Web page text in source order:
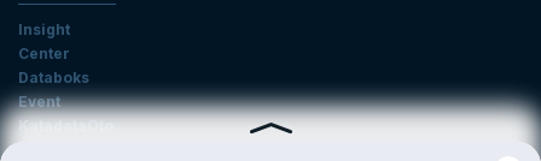
Insight
Center
Databoks
Event
KatadataOto